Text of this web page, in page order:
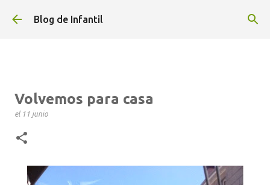
Ir al contenido principal
Blog de Infantil
Volvemos para casa
el 11 junio